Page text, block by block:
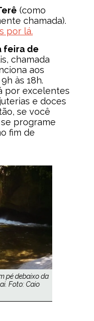
(como
chamada).
por lá.
feira de
chamada
aos
às 18h.
por excelentes
e doces
se você
programe
fim de
pé debaixo da
Foto: Caio